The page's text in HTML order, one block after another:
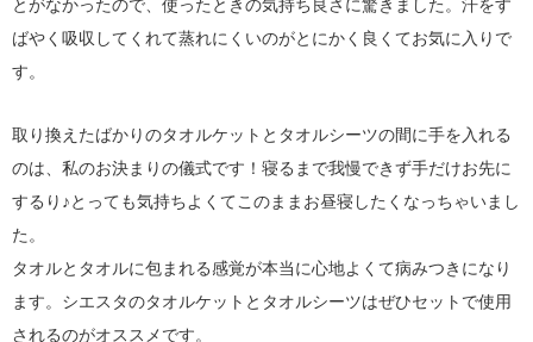
とがなかったので、使ったときの気持ち良さに驚きました。汗をす
ばやく吸収してくれて蒸れにくいのがとにかく良くてお気に入りで
す。
取り換えたばかりのタオルケットとタオルシーツの間に手を入れる
のは、私のお決まりの儀式です！寝るまで我慢できず手だけお先に
するり♪とっても気持ちよくてこのままお昼寝したくなっちゃいまし
た。
タオルとタオルに包まれる感覚が本当に心地よくて病みつきになり
ます。シエスタのタオルケットとタオルシーツはぜひセットで使用
されるのがオススメです。